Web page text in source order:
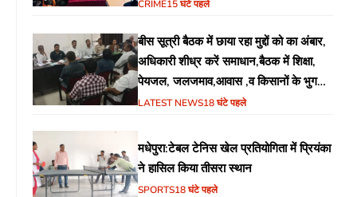
CRIME15 घंटे पहले
बीस सूत्री बैठक में छाया रहा मुद्दों को का अंबार,
अधिकारी शीध्र करें समाधान,बैठक में शिक्षा,
पेयजल, जलजमाव,आवास ,व किसानों के भुगतान
का उठा मुद्दा
LATEST NEWS18 घंटे पहले
मधेपुरा:टेबल टेनिस खेल प्रतियोगिता में प्रियंका
ने हासिल किया तीसरा स्थान
SPORTS18 घंटे पहले